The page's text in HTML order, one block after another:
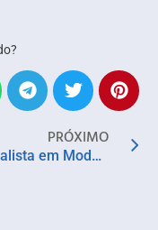
PRÓXIMO
Especialista em Moda do Senac EAD antecipa os looks do outono/inverno